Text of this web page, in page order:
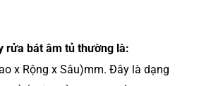
rửa bát âm tủ thường là:
x Rộng x Sâu)mm. Đây là dạng